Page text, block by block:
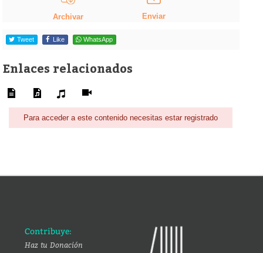
Archivar Enviar
Tweet Like WhatsApp
Enlaces relacionados
Para acceder a este contenido necesitas estar registrado
Contribuye:
Haz tu Donación